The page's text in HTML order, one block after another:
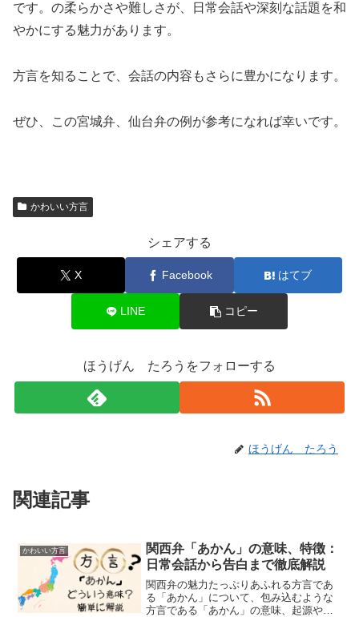
です。の柔らかさや難しさが、日常会話や深刻な話題を和
やかにする魅力があります。
方言を知ることで、会話の内容もさらに豊かになります。
ぜひ、この宮城弁、仙台弁の例が参考になれば幸いです。
かわいい方言
シェアする
X Facebook はてブ
LINE コピー
ほうげん たろうをフォローする
ほうげん たろう
関連記事
かわいい方言
関西弁「あかん」の意味、特徴：
日常会話から告白まで徹底解説
関西弁の魅力たっぷりあふれる方言であ
る「あかん」について、包み込むような
方言である「あかん」の意味、起源や使